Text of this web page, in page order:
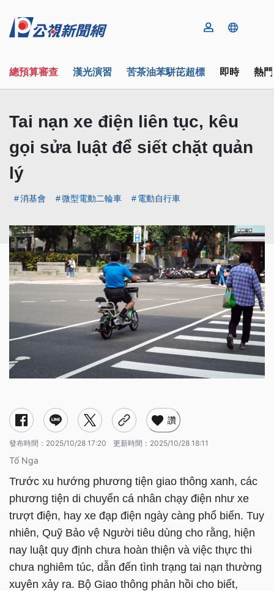
總預算審查 漢光演習 苦茶油苯駢芘超標 即時 熱
Tai nạn xe điện liên tục, kêu
gọi sửa luật để siết chặt quản
lý
消基會 微型電動二輪車 電動自行車
讚
發布時間： 2025/10/28 17:20 更新時間： 2025/10/28 18:11
Tố Nga
Trước xu hướng phương tiện giao thông xanh, các
phương tiện di chuyển cá nhân chạy điện như xe
trượt điện, hay xe đạp điện ngày càng phổ biến. Tuy
nhiên, Quỹ Bảo vệ Người tiêu dùng cho rằng, hiện
nay luật quy định chưa hoàn thiện và việc thực thi
chưa nghiêm túc, dẫn đến tình trạng tai nạn thường
xuyên xảy ra. Bộ Giao thông phản hồi cho biết,